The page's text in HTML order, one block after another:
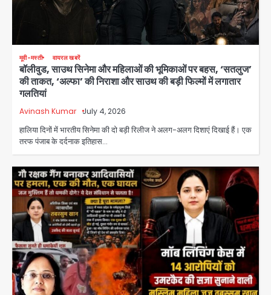
मूवी-मस्ती वायरल खबरें
बॉलीवुड, साउथ सिनेमा और महिलाओं की भूमिकाओं पर बहस, ‘सतलुज’
की ताकत, ‘अल्फा’ की निराशा और साउथ की बड़ी फिल्मों में लगातार
गलतियां
Avinash Kumar July 4, 2026
हालिया दिनों में भारतीय सिनेमा की दो बड़ी रिलीज ने अलग-अलग दिशाएं दिखाई हैं। एक
तरफ पंजाब के दर्दनाक इतिहास…